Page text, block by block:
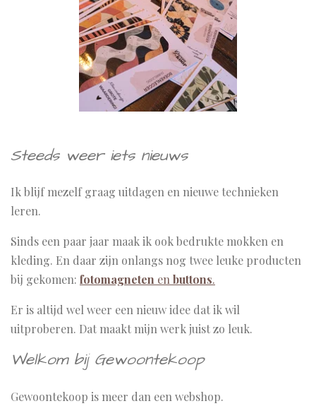
Steeds weer iets nieuws
Ik blijf mezelf graag uitdagen en nieuwe technieken
leren.
Sinds een paar jaar maak ik ook bedrukte mokken en
kleding. En daar zijn onlangs nog twee leuke producten
bij gekomen: fotomagneten enbuttons.
Er is altijd wel weer een nieuw idee dat ik wil
uitproberen. Dat maakt mijn werk juist zo leuk.
Welkom bij Gewoontekoop
Gewoontekoop is meer dan een webshop.